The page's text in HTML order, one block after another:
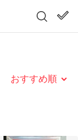
え